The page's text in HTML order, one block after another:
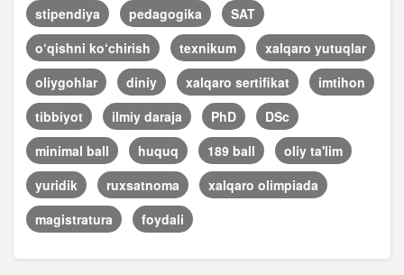
stipendiya
pedagogika
SAT
o‘qishni ko‘chirish
texnikum
xalqaro yutuqlar
oliygohlar
diniy xalqaro sertifikat
imtihon
tibbiyot
ilmiy daraja PhD
DSc
minimal ball
huquq 189 ball
oliy ta'lim
yuridik
ruxsatnoma
xalqaro olimpiada
magistratura
foydali